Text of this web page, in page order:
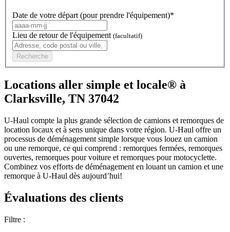
Date de votre départ (pour prendre l'équipement)*
Lieu de retour de l'équipement (facultatif)
Recherche
Locations aller simple et locale® à
Clarksville, TN 37042
U-Haul compte la plus grande sélection de camions et remorques de
location locaux et à sens unique dans votre région. U-Haul offre un
processus de déménagement simple lorsque vous louez un camion
ou une remorque, ce qui comprend : remorques fermées, remorques
ouvertes, remorques pour voiture et remorques pour motocyclette.
Combinez vos efforts de déménagement en louant un camion et une
remorque à U-Haul dès aujourd’hui!
Évaluations des clients
Filtre :